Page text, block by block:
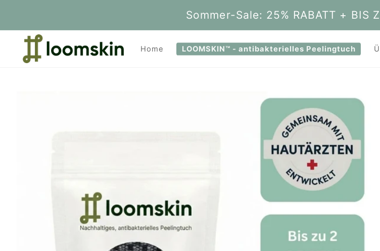
Sommer-Sale: 25% RABATT + BIS
Home LOOMSKIN™ - antibakterielles Peelingtuch